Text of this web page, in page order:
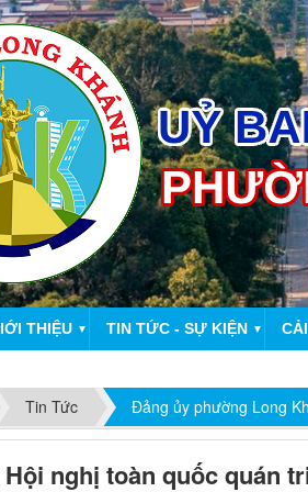
THIỆU ▼ TIN TỨC - SỰ KIỆN ▼
Tin Tức Đảng ủy phường Long
nghị toàn quốc quán